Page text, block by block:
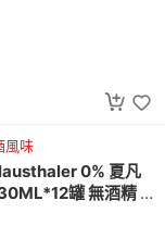
風味
0% 夏凡
罐 無酒精 V